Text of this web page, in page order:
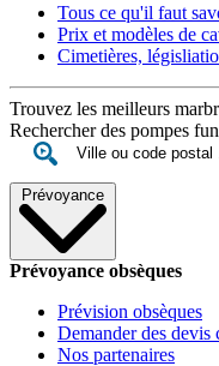
Tous ce qu'il faut
Prix et modèles de
Cimetières,
Trouvez les meilleurs
Rechercher des pompes
Prévoyance
Prévoyance obsèques
Prévision obsèques
Demander des devis
Nos partenaires